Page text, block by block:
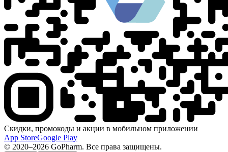
Скидки, промокоды и акции в мобильном приложении
App StoreGoogle Play
© 2020–2026 GoPharm. Все права защищены.